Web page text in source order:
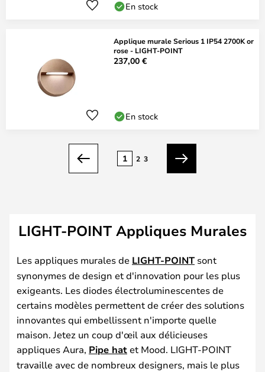
En stock
Applique murale Serious 1 IP54 2700K or
rose - LIGHT-POINT
237,00 €
En stock
Précédent
1 2 3
Suivant
LIGHT-POINT Appliques Murales
Les appliques murales de LIGHT-POINT sont
synonymes de design et d'innovation pour les plus
exigeants. Les diodes électroluminescentes de
certains modèles permettent de créer des solutions
innovantes qui embellissent n'importe quelle
maison. Jetez un coup d'œil aux délicieuses
appliques Aura, Pipe hatet Mood. LIGHT-POINT
travaille avec de nombreux designers, mais le plus